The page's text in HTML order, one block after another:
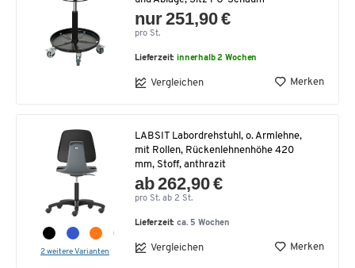
nur 251,90 €
pro St.
Lieferzeit:innerhalb 2 Wochen
Vergleichen Merken
2 weitere Varianten
LABSIT Labordrehstuhl, o. Armlehne,
mit Rollen, Rückenlehnenhöhe 420
mm, Stoff, anthrazit
ab 262,90 €
pro St. ab 2 St.
Lieferzeit:ca. 5 Wochen
Vergleichen Merken